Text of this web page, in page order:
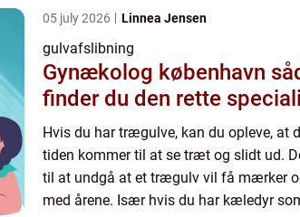
i ...
05 july 2026 Linnea Jensen
gulvafslibning
Gynækolog københavn sådan
finder du den rette
Hvis du har trægulve, kan du opleve, at
tiden kommer til at se træt og slidt ud.
til at undgå at et trægulv vil få mærker
med årene. Især hvis du har kæledyr